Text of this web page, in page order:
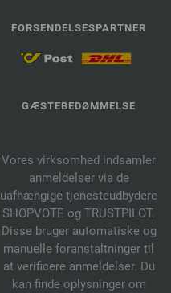
FORSENDELSESPARTNER
GÆSTEBEDØMMELSE
Vores virksomhed indsamler
anmeldelser via de
uafhængige tjenesteudbydere
SHOPVOTE og TRUSTPILOT.
Disse bruger automatiske og
manuelle foranstaltninger til
at verificere anmeldelser. Du
kan finde oplysninger om